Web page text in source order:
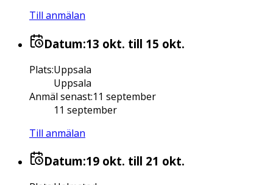
Till anmälan
Datum:13 okt. till 15 okt.
Plats:Uppsala
Uppsala
Anmäl senast:11 september
11 september
Till anmälan
Datum:19 okt. till 21 okt.